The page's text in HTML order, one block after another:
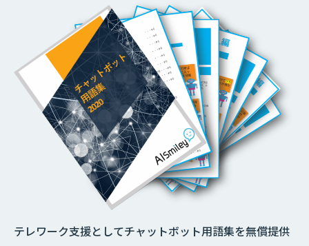
テレワーク支援としてチャットボット用語集を無償提供